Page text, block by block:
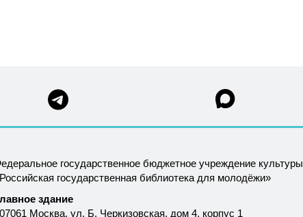
государственное бюджетное учреждение культуры
государственная библиотека для молодёжи»
здание
Москва, ул. Б. Черкизовская, дом 4, корпус 1